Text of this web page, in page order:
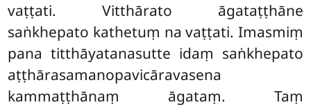
vaṭṭati. Vitthārato āgataṭṭhāne
saṅkhepato kathetuṃ na vaṭṭati. Imasmiṃ
pana titthāyatanasutte idaṃ saṅkhepato
aṭṭhārasamanopavicāravasena
kammaṭṭhānaṃ āgataṃ. Taṃ